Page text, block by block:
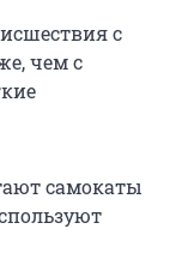
с
чем с
самокаты